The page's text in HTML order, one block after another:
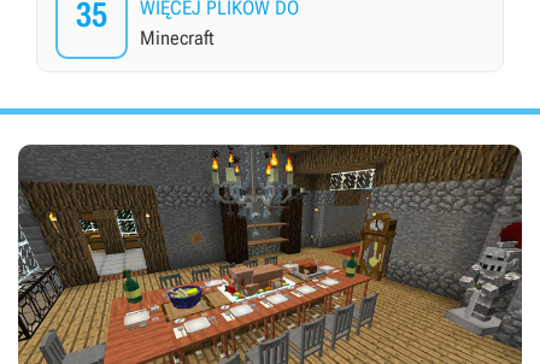
35
WIĘCEJ PLIKÓW DO
Minecraft